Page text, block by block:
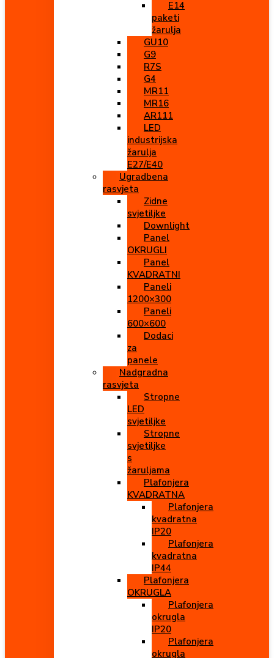
E14
paketi
žarulja
GU10
G9
R7S
G4
MR11
MR16
AR111
LED
industrijska
žarulja
E27/E40
Ugradbena
rasvjeta
Zidne
svjetiljke
Downlight
Panel
OKRUGLI
Panel
KVADRATNI
Paneli
1200×300
Paneli
600×600
Dodaci
za
panele
Nadgradna
rasvjeta
Stropne
LED
svjetiljke
Stropne
svjetiljke
s
žaruljama
Plafonjera
KVADRATNA
Plafonjera
kvadratna
IP20
Plafonjera
kvadratna
IP44
Plafonjera
OKRUGLA
Plafonjera
okrugla
IP20
Plafonjera
okrugla